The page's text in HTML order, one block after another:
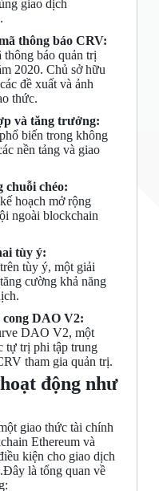
giao dịch
thông báo CRV:
báo quản trị
2020. Chủ sở hữu
đề xuất và ảnh
thức.
và tăng trưởng:
biến trong không
nền tảng và giao
chuỗi chéo:
hoạch mở rộng
ngoài blockchain
tùy ý:
tùy ý, một giải
cường khả năng
DAO V2:
DAO V2, một
tự trị phi tập trung
tham gia quản trị.
động như
giao thức tài chính
Ethereum và
kiện cho giao dịch
là tổng quan về